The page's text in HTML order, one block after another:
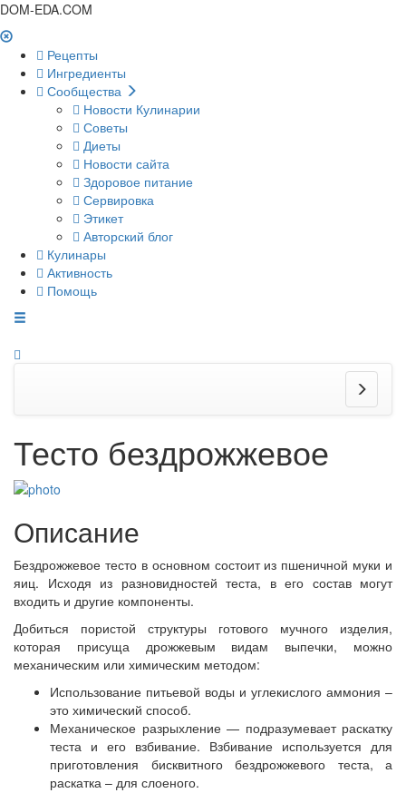
DOM-EDA.COM
Рецепты
Ингредиенты
Сообщества
Новости Кулинарии
Советы
Диеты
Новости сайта
Здоровое питание
Сервировка
Этикет
Авторский блог
Кулинары
Активность
Помощь
Тесто бездрожжевое
Описание
Бездрожжевое тесто в основном состоит из пшеничной муки и
яиц. Исходя из разновидностей теста, в его состав могут
входить и другие компоненты.
Добиться пористой структуры готового мучного изделия,
которая присуща дрожжевым видам выпечки, можно
механическим или химическим методом:
Использование питьевой воды и углекислого аммония –
это химический способ.
Механическое разрыхление — подразумевает раскатку
теста и его взбивание. Взбивание используется для
приготовления бисквитного бездрожжевого теста, а
раскатка – для слоеного.